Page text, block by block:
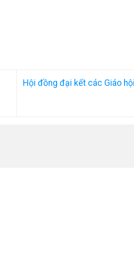
Hội đồng đại kết các Giáo